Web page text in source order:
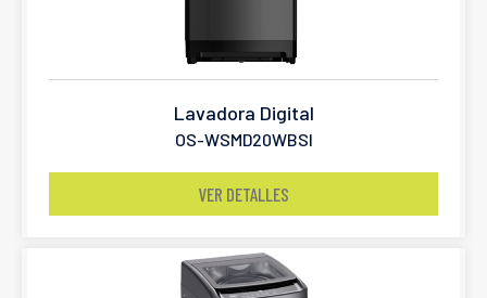
Lavadora Digital
OS-WSMD20WBSI
VER DETALLES